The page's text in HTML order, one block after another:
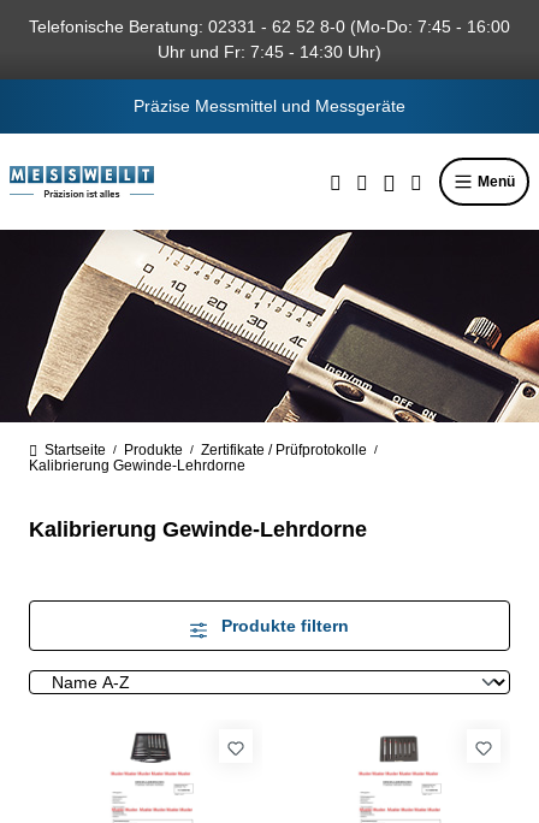
springen
Telefonische Beratung: 02331 - 62 52 8-0 (Mo-Do: 7:45 - 16:00
Uhr und Fr: 7:45 - 14:30 Uhr)
Präzise Messmittel und Messgeräte
Menü
Startseite / Produkte / Zertifikate / Prüfprotokolle /
Kalibrierung Gewinde-Lehrdorne
Kalibrierung Gewinde-Lehrdorne
Produkte filtern